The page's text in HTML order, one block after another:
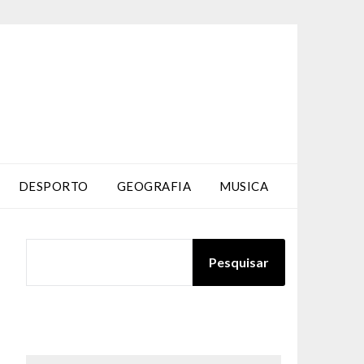
DESPORTO GEOGRAFIA MUSICA
Pesquisar